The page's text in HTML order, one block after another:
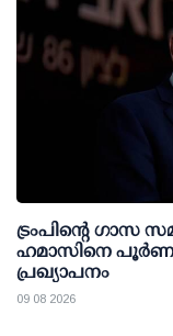
ട്രംപിന്റെ ഗാസ
ഹമാസിനെ
പ്രഖ്യാപനം
09 08 2026